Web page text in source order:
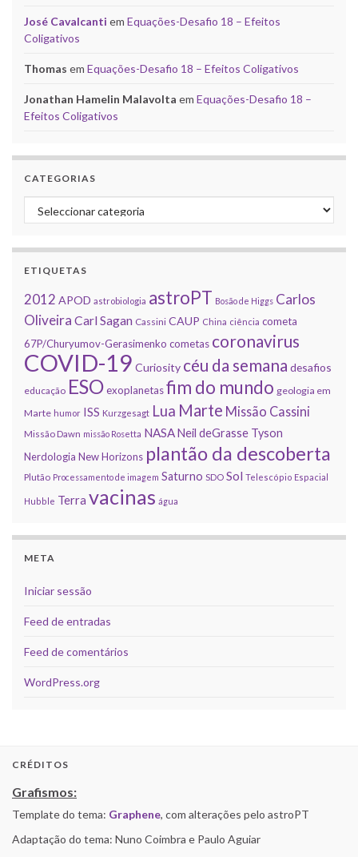
José Cavalcanti em Equações-Desafio 18 – Efeitos
Coligativos
Thomas em Equações-Desafio 18 – Efeitos Coligativos
Jonathan Hamelin Malavolta em Equações-Desafio 18 –
Efeitos Coligativos
CATEGORIAS
Categorias
ETIQUETAS
2012 APOD astrobiologia astroPT Bosão de Higgs Carlos
Oliveira Carl Sagan Cassini CAUP China ciência cometa
67P/Churyumov-Gerasimenko cometas coronavirus
COVID-19 Curiosity céu da semana desafios
educação ESOexoplanetasfim do mundo geologia em
Marte humor ISS Kurzgesagt Lua Marte Missão Cassini
Missão Dawn missão Rosetta NASANeil deGrasse Tyson
Nerdologia New Horizons plantão da descoberta
Plutão Processamento de imagem Saturno SDO Sol Telescópio Espacial
Hubble Terra vacinas água
META
Iniciar sessão
Feed de entradas
Feed de comentários
WordPress.org
CRÉDITOS
Grafismos:
Template do tema: Graphene, com alterações pelo astroPT
Adaptação do tema: Nuno Coimbra e Paulo Aguiar